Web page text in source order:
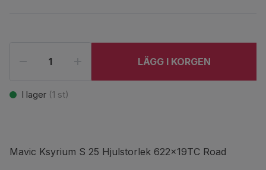
LÄGG I KORGEN
I lager (1 st)
Mavic Ksyrium S 25 Hjulstorlek 622x19TC Road